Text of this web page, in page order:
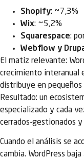
Shopify: ~7,3%
Wix: ~5,2%
Squarespace:
Webflow y
El matiz relevante:
crecimiento interanual
distribuye en
Resultado: un
especializado y cada
cerrados-gestionados
Cuando el análisis se
cambia. WordPress